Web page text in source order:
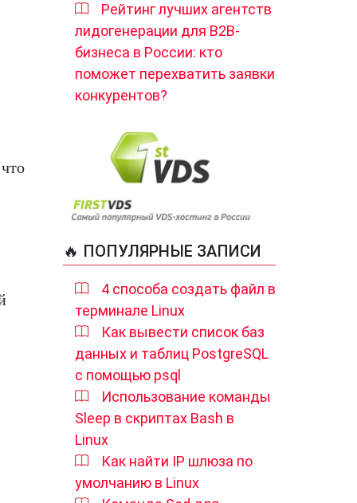
Рейтинг лучших агентств
лидогенерации для B2B-
бизнеса в России: кто
поможет перехватить заявки
конкурентов?
🔥 ПОПУЛЯРНЫЕ ЗАПИСИ
4 способа создать файл в
терминале Linux
Как вывести список баз
данных и таблиц PostgreSQL
с помощью psql
Использование команды
Sleep в скриптах Bash в
Linux
Как найти IP шлюза по
умолчанию в Linux